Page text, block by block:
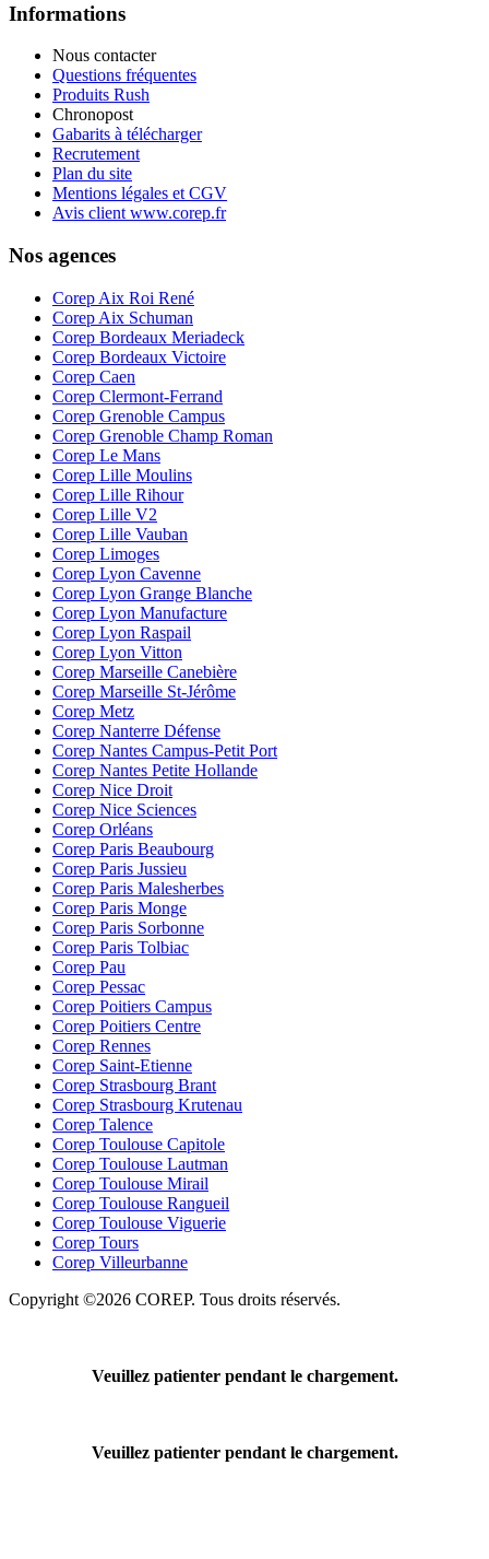
Informations
Nous contacter
Questions fréquentes
Produits Rush
Chronopost
Gabarits à télécharger
Recrutement
Plan du site
Mentions légales et CGV
Avis client www.corep.fr
Nos agences
Corep Aix Roi René
Corep Aix Schuman
Corep Bordeaux Meriadeck
Corep Bordeaux Victoire
Corep Caen
Corep Clermont-Ferrand
Corep Grenoble Campus
Corep Grenoble Champ Roman
Corep Le Mans
Corep Lille Moulins
Corep Lille Rihour
Corep Lille V2
Corep Lille Vauban
Corep Limoges
Corep Lyon Cavenne
Corep Lyon Grange Blanche
Corep Lyon Manufacture
Corep Lyon Raspail
Corep Lyon Vitton
Corep Marseille Canebière
Corep Marseille St-Jérôme
Corep Metz
Corep Nanterre Défense
Corep Nantes Campus-Petit Port
Corep Nantes Petite Hollande
Corep Nice Droit
Corep Nice Sciences
Corep Orléans
Corep Paris Beaubourg
Corep Paris Jussieu
Corep Paris Malesherbes
Corep Paris Monge
Corep Paris Sorbonne
Corep Paris Tolbiac
Corep Pau
Corep Pessac
Corep Poitiers Campus
Corep Poitiers Centre
Corep Rennes
Corep Saint-Etienne
Corep Strasbourg Brant
Corep Strasbourg Krutenau
Corep Talence
Corep Toulouse Capitole
Corep Toulouse Lautman
Corep Toulouse Mirail
Corep Toulouse Rangueil
Corep Toulouse Viguerie
Corep Tours
Corep Villeurbanne
Copyright ©2026 COREP. Tous droits réservés.
Veuillez patienter pendant le chargement.
Veuillez patienter pendant le chargement.